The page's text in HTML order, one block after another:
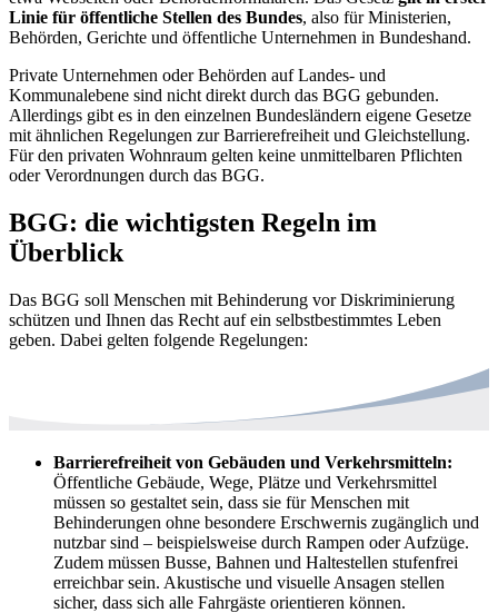
Linie für öffentliche Stellen des Bundes, also für Ministerien,
Behörden, Gerichte und öffentliche Unternehmen in Bundeshand.
Private Unternehmen oder Behörden auf Landes- und
Kommunalebene sind nicht direkt durch das BGG gebunden.
Allerdings gibt es in den einzelnen Bundesländern eigene Gesetze
mit ähnlichen Regelungen zur Barrierefreiheit und Gleichstellung.
Für den privaten Wohnraum gelten keine unmittelbaren Pflichten
oder Verordnungen durch das BGG.
BGG: die wichtigsten Regeln im
Überblick
Das BGG soll Menschen mit Behinderung vor Diskriminierung
schützen und Ihnen das Recht auf ein selbstbestimmtes Leben
geben. Dabei gelten folgende Regelungen:
Barrierefreiheit von Gebäuden und Verkehrsmitteln:
Öffentliche Gebäude, Wege, Plätze und Verkehrsmittel
müssen so gestaltet sein, dass sie für Menschen mit
Behinderungen ohne besondere Erschwernis zugänglich und
nutzbar sind – beispielsweise durch Rampen oder Aufzüge.
Zudem müssen Busse, Bahnen und Haltestellen stufenfrei
erreichbar sein. Akustische und visuelle Ansagen stellen
sicher, dass sich alle Fahrgäste orientieren können.